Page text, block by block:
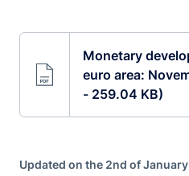
Monetary
euro area:
- 259.04 KB)
Updated on the 2nd of